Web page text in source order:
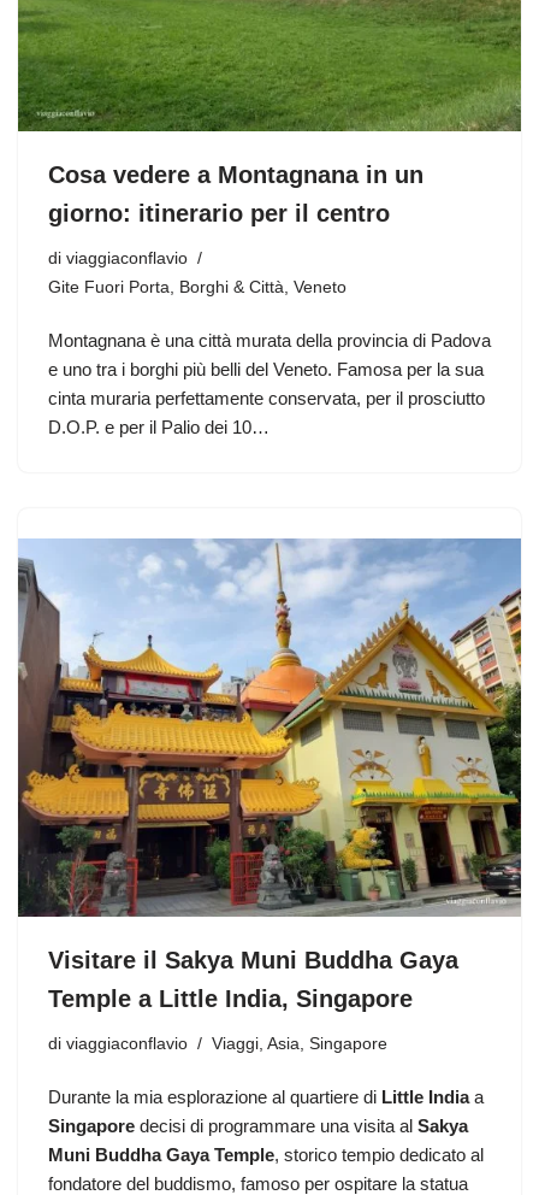
Cosa vedere a Montagnana in un
giorno: itinerario per il centro
di viaggiaconflavio
Gite Fuori Porta, Borghi & Città, Veneto
Montagnana è una città murata della provincia di Padova
e uno tra i borghi più belli del Veneto. Famosa per la sua
cinta muraria perfettamente conservata, per il prosciutto
D.O.P. e per il Palio dei 10…
Visitare il Sakya Muni Buddha Gaya
Temple a Little India, Singapore
di viaggiaconflavio Viaggi Asia Singapore
Durante la mia esplorazione al quartiere di Little Indiaa
Singapore decisi di programmare una visita al Sakya
Muni Buddha Gaya Temple, storico tempio dedicato al
fondatore del buddismo, famoso per ospitare la statua